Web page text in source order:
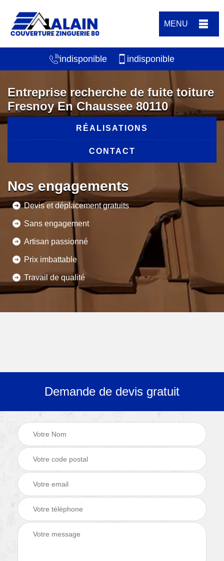
MENU
indisponible indisponible
Entreprise recherche de fuite toiture
Fresnoy En Chaussee 80110
RÉALISATIONS
CONTACT
Nos engagements
Devis et déplacement gratuits
Sans engagement
Artisan passionné
Prix imbattable
Travail de qualité
Demande de devis gratuit